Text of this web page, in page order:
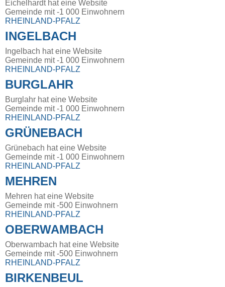
Eichelhardt hat eine Website
Gemeinde mit -1 000 Einwohnern
RHEINLAND-PFALZ
INGELBACH
Ingelbach hat eine Website
Gemeinde mit -1 000 Einwohnern
RHEINLAND-PFALZ
BURGLAHR
Burglahr hat eine Website
Gemeinde mit -1 000 Einwohnern
RHEINLAND-PFALZ
GRÜNEBACH
Grünebach hat eine Website
Gemeinde mit -1 000 Einwohnern
RHEINLAND-PFALZ
MEHREN
Mehren hat eine Website
Gemeinde mit -500 Einwohnern
RHEINLAND-PFALZ
OBERWAMBACH
Oberwambach hat eine Website
Gemeinde mit -500 Einwohnern
RHEINLAND-PFALZ
BIRKENBEUL